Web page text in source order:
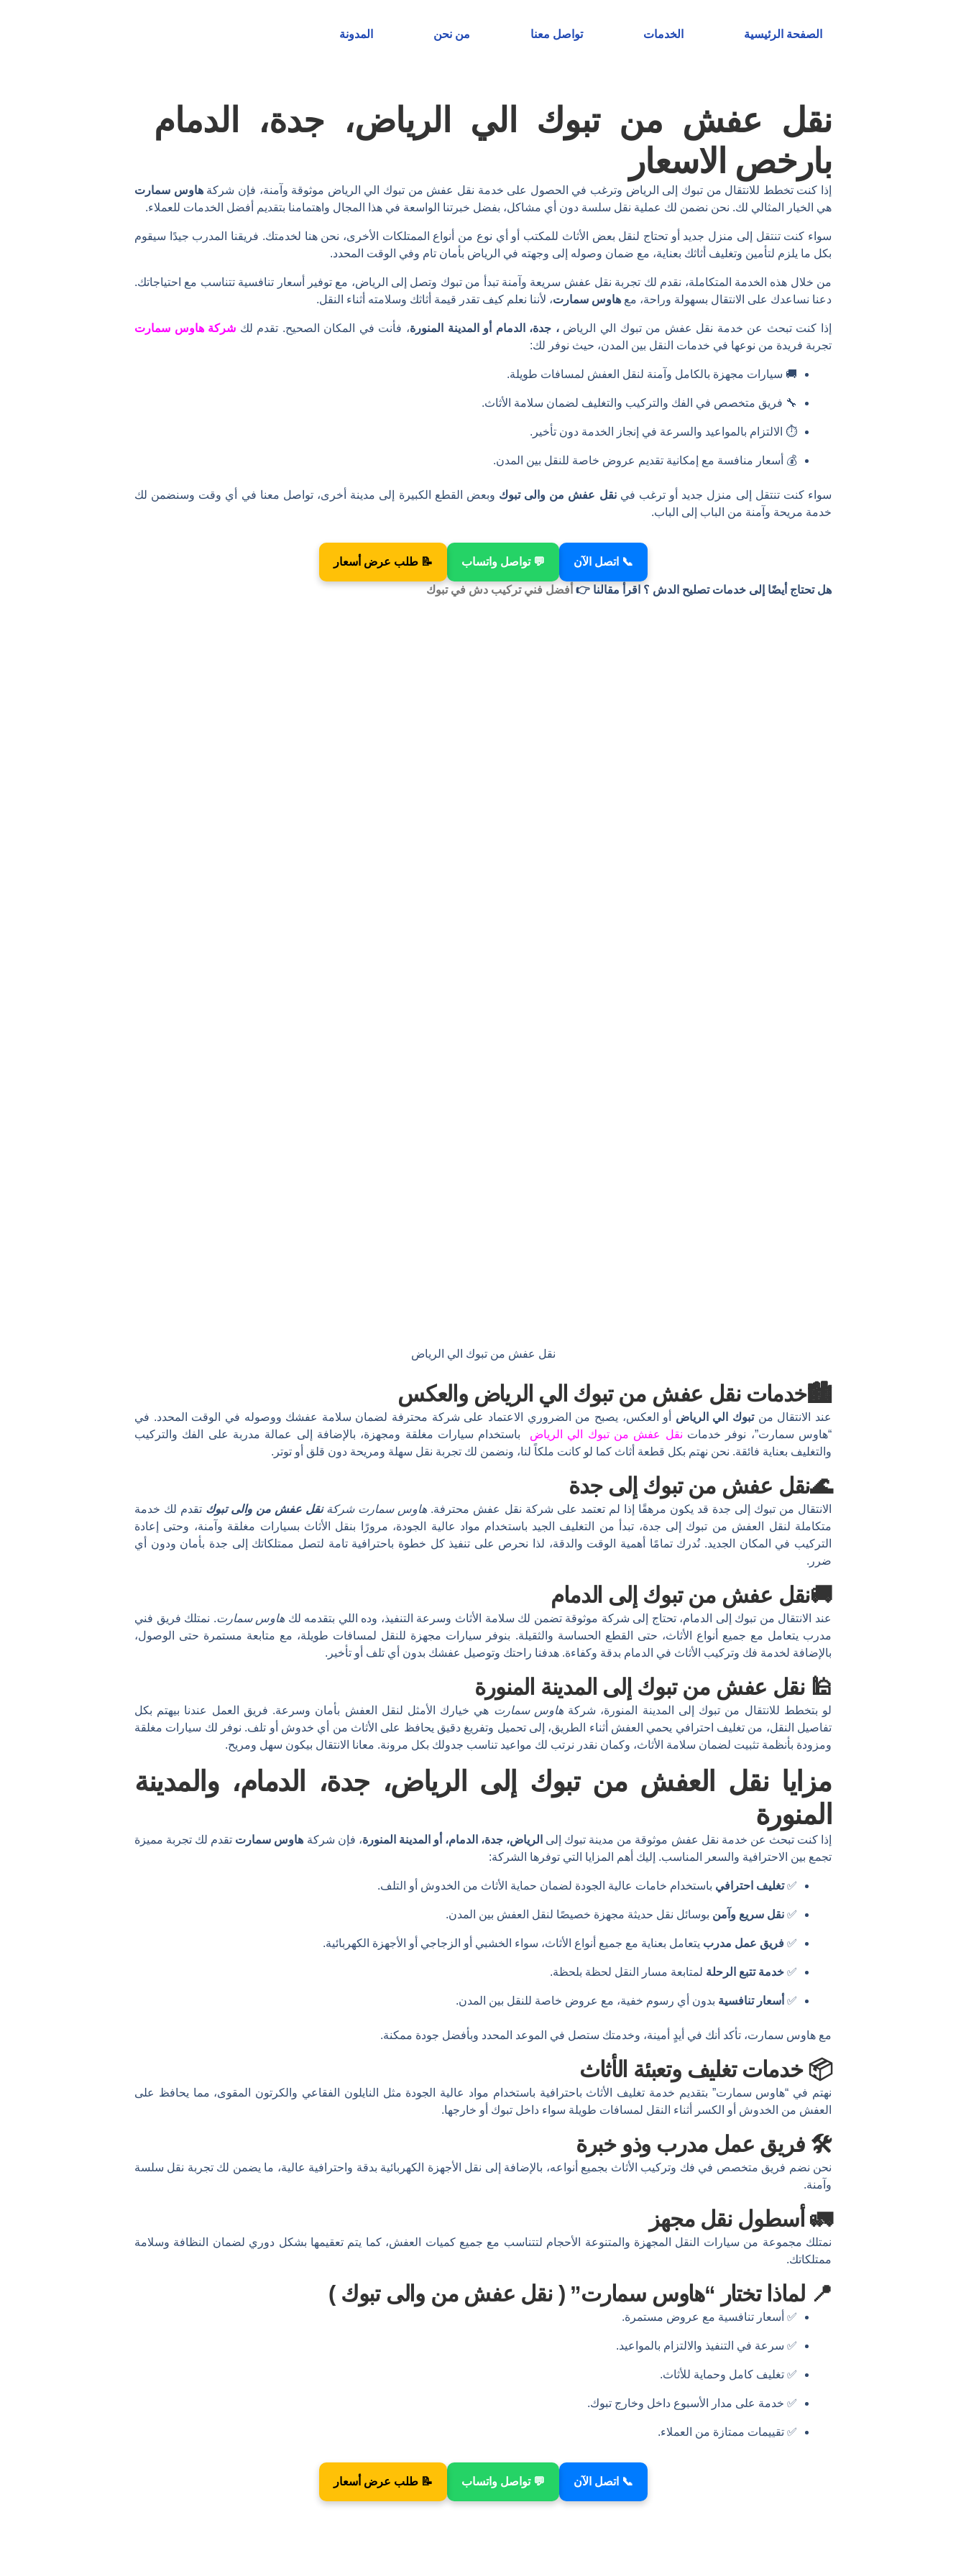
الصفحة الرئيسية الخدمات تواصل معنا من نحن المدونة
نقل عفش من تبوك الي الرياض، جدة، الدمام
بارخص الاسعار
إذا كنت تخطط للانتقال من تبوك إلى الرياض وترغب في الحصول على خدمة نقل عفش من تبوك الي الرياض موثوقة وآمنة، فإن شركةهاوس سمارت
هي الخيار المثالي لك. نحن نضمن لك عملية نقل سلسة دون أي مشاكل، بفضل خبرتنا الواسعة في هذا المجال واهتمامنا بتقديم أفضل الخدمات للعملاء.
سواء كنت تنتقل إلى منزل جديد أو تحتاج لنقل بعض الأثاث للمكتب أو أي نوع من أنواع الممتلكات الأخرى، نحن هنا لخدمتك. فريقنا المدرب جيدًا سيقوم
بكل ما يلزم لتأمين وتغليف أثاثك بعناية، مع ضمان وصوله إلى وجهته في الرياض بأمان تام وفي الوقت المحدد.
من خلال هذه الخدمة المتكاملة، نقدم لك تجربة نقل عفش سريعة وآمنة تبدأ من تبوك وتصل إلى الرياض، مع توفير أسعار تنافسية تتناسب مع احتياجاتك.
دعنا نساعدك على الانتقال بسهولة وراحة، مع هاوس سمارت، لأننا نعلم كيف تقدر قيمة أثاثك وسلامته أثناء النقل.
إذا كنت تبحث عن خدمة نقل عفش من تبوك الي الرياض، جدة، الدمام أو المدينة المنورة، فأنت في المكان الصحيح. تقدم لك شركة هاوس سمارت
تجربة فريدة من نوعها في خدمات النقل بين المدن، حيث نوفر لك:
🚚 سيارات مجهزة بالكامل وآمنة لنقل العفش لمسافات طويلة.
🔧 فريق متخصص في الفك والتركيب والتغليف لضمان سلامة الأثاث.
⏱️ الالتزام بالمواعيد والسرعة في إنجاز الخدمة دون تأخير.
💰 أسعار منافسة مع إمكانية تقديم عروض خاصة للنقل بين المدن.
سواء كنت تنتقل إلى منزل جديد أو ترغب فينقل عفش من والى تبوك وبعض القطع الكبيرة إلى مدينة أخرى، تواصل معنا في أي وقت وسنضمن لك
خدمة مريحة وآمنة من الباب إلى الباب.
📞 اتصل الآن 💬 تواصل واتساب 📝 طلب عرض أسعار
هل تحتاج أيضًا إلى خدمات تصليح الدش ؟ اقرأ مقالنا 👉 أفضل فني تركيب دش في تبوك
نقل عفش من تبوك الي الرياض
🏙️خدمات نقل عفش من تبوك الي الرياض والعكس
عند الانتقال منتبوك الي الرياض أو العكس، يصبح من الضروري الاعتماد على شركة محترفة لضمان سلامة عفشك ووصوله في الوقت المحدد. في
“هاوس سمارت”، نوفر خدمات نقل عفش من تبوك الي الرياض
باستخدام سيارات مغلقة ومجهزة، بالإضافة إلى عمالة مدربة على الفك والتركيب
والتغليف بعناية فائقة. نحن نهتم بكل قطعة أثاث كما لو كانت ملكاً لنا، ونضمن لك تجربة نقل سهلة ومريحة دون قلق أو توتر.
🌊نقل عفش من تبوك إلى جدة
الانتقال من تبوك إلى جدة قد يكون مرهقًا إذا لم تعتمد على شركة نقل عفش محترفة. هاوس سمارت شركةنقل عفش من والى تبوك تقدم لك خدمة
متكاملة لنقل العفش من تبوك إلى جدة، تبدأ من التغليف الجيد باستخدام مواد عالية الجودة، مرورًا بنقل الأثاث بسيارات مغلقة وآمنة، وحتى إعادة
التركيب في المكان الجديد. نُدرك تمامًا أهمية الوقت والدقة، لذا نحرص على تنفيذ كل خطوة باحترافية تامة لتصل ممتلكاتك إلى جدة بأمان ودون أي
ضرر.
🚚نقل عفش من تبوك إلى الدمام
عند الانتقال من تبوك إلى الدمام، تحتاج إلى شركة موثوقة تضمن لك سلامة الأثاث وسرعة التنفيذ، وده اللي بتقدمه لك هاوس سمارت. نمتلك فريق فني
مدرب يتعامل مع جميع أنواع الأثاث، حتى القطع الحساسة والثقيلة. بنوفر سيارات مجهزة للنقل لمسافات طويلة، مع متابعة مستمرة حتى الوصول،
بالإضافة لخدمة فك وتركيب الأثاث في الدمام بدقة وكفاءة. هدفنا راحتك وتوصيل عفشك بدون أي تلف أو تأخير.
🕌 نقل عفش من تبوك إلى المدينة المنورة
لو بتخطط للانتقال من تبوك إلى المدينة المنورة، شركةهاوس سمارت هي خيارك الأمثل لنقل العفش بأمان وسرعة. فريق العمل عندنا بيهتم بكل
تفاصيل النقل، من تغليف احترافي يحمي العفش أثناء الطريق، إلى تحميل وتفريغ دقيق يحافظ على الأثاث من أي خدوش أو تلف. نوفر لك سيارات مغلقة
ومزودة بأنظمة تثبيت لضمان سلامة الأثاث، وكمان نقدر نرتب لك مواعيد تناسب جدولك بكل مرونة. معانا الانتقال بيكون سهل ومريح.
مزايا نقل العفش من تبوك إلى الرياض، جدة، الدمام، والمدينة
المنورة
إذا كنت تبحث عن خدمة نقل عفش موثوقة من مدينة تبوك إلى الرياض، جدة، الدمام، أو المدينة المنورة، فإن شركة هاوس سمارت تقدم لك تجربة مميزة
تجمع بين الاحترافية والسعر المناسب. إليك أهم المزايا التي توفرها الشركة:
✅تغليف احترافي باستخدام خامات عالية الجودة لضمان حماية الأثاث من الخدوش أو التلف.
✅ نقل سريع وآمن بوسائل نقل حديثة مجهزة خصيصًا لنقل العفش بين المدن.
✅ فريق عمل مدرب يتعامل بعناية مع جميع أنواع الأثاث، سواء الخشبي أو الزجاجي أو الأجهزة الكهربائية.
✅ خدمة تتبع الرحلة لمتابعة مسار النقل لحظة بلحظة.
✅ أسعار تنافسية بدون أي رسوم خفية، مع عروض خاصة للنقل بين المدن.
مع هاوس سمارت، تأكد أنك في أيدٍ أمينة، وخدمتك ستصل في الموعد المحدد وبأفضل جودة ممكنة.
📦 خدمات تغليف وتعبئة الأثاث
نهتم في “هاوس سمارت” بتقديم خدمة تغليف الأثاث باحترافية باستخدام مواد عالية الجودة مثل النايلون الفقاعي والكرتون المقوى، مما يحافظ على
العفش من الخدوش أو الكسر أثناء النقل لمسافات طويلة سواء داخل تبوك أو خارجها.
🛠 فريق عمل مدرب وذو خبرة
نحن نضم فريق متخصص في فك وتركيب الأثاث بجميع أنواعه، بالإضافة إلى نقل الأجهزة الكهربائية بدقة واحترافية عالية، ما يضمن لك تجربة نقل سلسة
وآمنة.
🚛 أسطول نقل مجهز
نمتلك مجموعة من سيارات النقل المجهزة والمتنوعة الأحجام لتتناسب مع جميع كميات العفش، كما يتم تعقيمها بشكل دوري لضمان النظافة وسلامة
ممتلكاتك.
📍 لماذا تختار “هاوس سمارت” (نقل عفش من والى تبوك )
✅ أسعار تنافسية مع عروض مستمرة.
✅ سرعة في التنفيذ والالتزام بالمواعيد.
✅ تغليف كامل وحماية للأثاث.
✅ خدمة على مدار الأسبوع داخل وخارج تبوك.
✅ تقييمات ممتازة من العملاء.
📞 اتصل الآن 💬 تواصل واتساب 📝 طلب عرض أسعار